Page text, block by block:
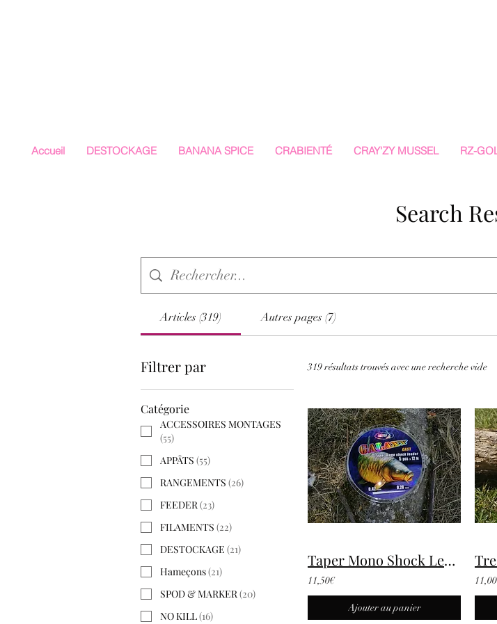
Accueil DESTOCKAGE BANANA SPICE CRABIENTÉ CRAY'ZY MUSSEL RZ-
Search
Articles (319) Autres pages (7)
Filtrer par
Catégorie
ACCESSOIRES MONTAGES
(55)
APPÂTS (55)
RANGEMENTS (26)
FEEDER(23)
FILAMENTS (22)
DESTOCKAGE (21)
Hameçons(21)
SPOD & MARKER(20)
NO KILL(16)
319 résultats trouvés avec une recherche vide
Taper Mono Shock Leader Galaxy
11,50€
Ajouter au panier